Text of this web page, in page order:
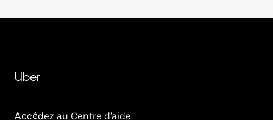
Uber
Accédez au Centre d'aide